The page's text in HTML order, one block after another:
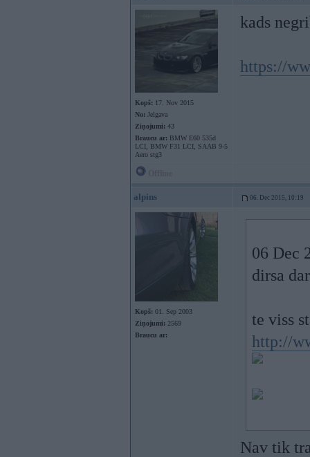
Kopš: 17. Nov 2015
No: Jelgava
Ziņojumi: 43
Braucu ar: BMW E60 535d
LCI, BMW F31 LCI, SAAB 9-5
Aero stg3
kads
https://
alpins 06. Dec 2015, 10:19
Kopš: 01. Sep 2003
Ziņojumi: 2569
Braucu ar:
06 Dec
dirsa
te viss
http://
Nav tik